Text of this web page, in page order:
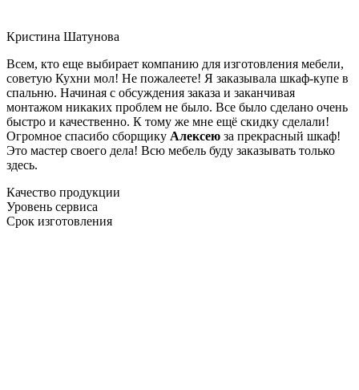
Кристина Шатунова
Всем, кто еще выбирает компанию для изготовления мебели,
советую Кухни мол! Не пожалеете! Я заказывала шкаф-купе в
спальню. Начиная с обсуждения заказа и заканчивая
монтажом никаких проблем не было. Все было сделано очень
быстро и качественно. К тому же мне ещё скидку сделали!
Огромное спасибо сборщику Алексею за прекрасный шкаф!
Это мастер своего дела! Всю мебель буду заказывать только
здесь.
Качество продукции
Уровень сервиса
Срок изготовления